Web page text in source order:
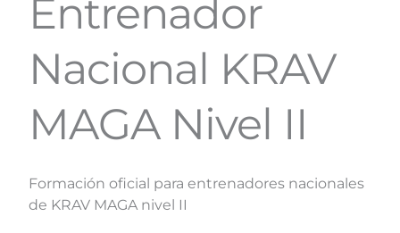
Entrenador
Nacional KRAV
MAGA Nivel II
Formación oficial para entrenadores nacionales
de KRAV MAGA nivel II